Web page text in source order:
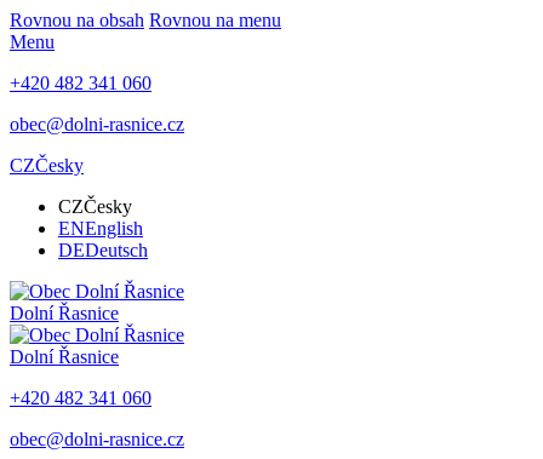
Rovnou na obsah Rovnou na menu
Menu
+420 482 341 060
obec@dolni-rasnice.cz
CZČesky
CZČesky
ENEnglish
DEDeutsch
Dolní Řasnice
Dolní Řasnice
+420 482 341 060
obec@dolni-rasnice.cz